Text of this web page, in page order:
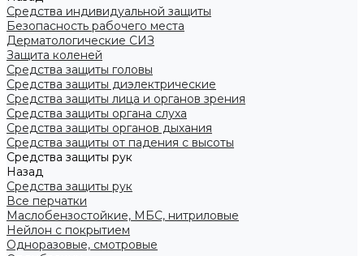
Средства индивидуальной защиты
Безопасность рабочего места
Дерматологические СИЗ
Защита коленей
Средства защиты головы
Средства защиты диэлектрические
Средства защиты лица и органов зрения
Средства защиты органа слуха
Средства защиты органов дыхания
Средства защиты от падения с высоты
Средства защиты рук
Назад
Средства защиты рук
Все перчатки
Маслобензостойкие, МБС, нитриловые
Нейлон с покрытием
Одноразовые, смотровые